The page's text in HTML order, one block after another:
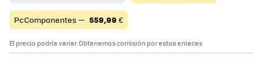
PcComponentes — 559,99 €
El precio podría variar. Obtenemos comisión por estos enlaces